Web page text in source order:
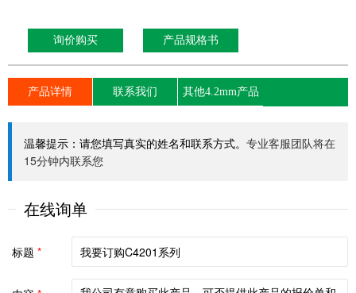
询价购买 产品规格书
产品详情 联系我们 其他4.2mm产品